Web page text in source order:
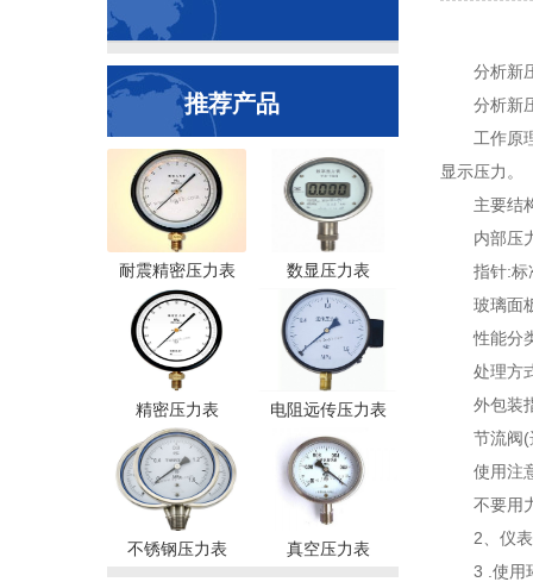
推荐产品
耐震精密压力表 数显压力表
精密压力表 电阻远传压力表
不锈钢压力表 真空压力表
分析新
分析新
工作原
显示压力。
主要结
内部压
指针:标
玻璃面
性能分
处理方
外包装
节流阀
使用注
不要用
2、仪
3 .使用